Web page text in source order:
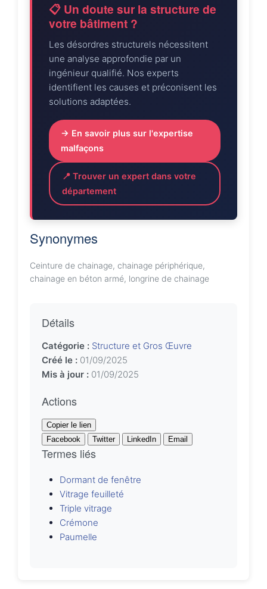
📋 Un doute sur la structure de
votre bâtiment ?
Les désordres structurels nécessitent
une analyse approfondie par un
ingénieur qualifié. Nos experts
identifient les causes et préconisent les
solutions adaptées.
→ En savoir plus sur l'expertise
malfaçons
📍 Trouver un expert dans votre
département
Synonymes
Ceinture de chainage, chainage périphérique,
chainage en béton armé, longrine de chainage
Détails
Catégorie : Structure et Gros Œuvre
Créé le : 01/09/2025
Mis à jour : 01/09/2025
Actions
Copier le lien
Facebook
Twitter LinkedIn Email
Termes liés
Dormant de fenêtre
Vitrage feuilleté
Triple vitrage
Crémone
Paumelle